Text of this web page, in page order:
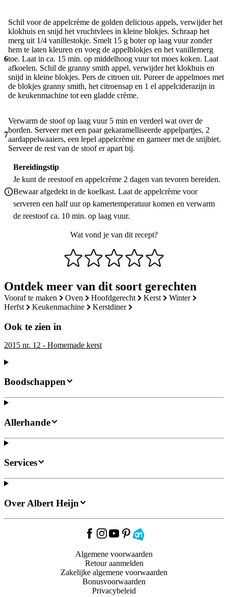
Ontdek meer van dit soort gerechten
vooraf te maken oven hoofdgerecht kerst
winter
herfst
keukenmachine kerstdiner
Ook te zien in
2015 nr. 12 - Homemade kerst
6
Schil voor de appelcrème de golden delicious appels, verwijder het
klokhuis en snijd het vruchtvlees in kleine blokjes. Schraap het
merg uit 1/4 vanillestokje. Smelt 15 g boter op laag vuur zonder
hem te laten kleuren en voeg de appelblokjes en het vanillemerg
toe. Laat in ca. 15 min. op middelhoog vuur tot moes koken. Laat
afkoelen. Schil de granny smith appel, verwijder het klokhuis en
snijd in kleine blokjes. Pers de citroen uit. Pureer de appelmoes met
de blokjes granny smith, het citroensap en 1 el appelciderazijn in
de keukenmachine tot een gladde crème.
7
Verwarm de stoof op laag vuur 5 min en verdeel wat over de
borden. Serveer met een paar gekaramelliseerde appelpartjes, 2
aardappelwaaiers, een lepel appelcrème en garneer met de snijbiet.
Serveer de rest van de stoof er apart bij.
Bereidingstip
Je kunt de reestoof en appelcrème 2 dagen van tevoren be­reiden.
Bewaar afgedekt in de koelkast. Laat de appelcrème voor
serveren een half uur op kamertemperatuur komen en verwarm
de reestoof ca. 10 min. op laag vuur.
Wat vond je van dit recept?
Boodschappen
Allerhande
Services
Over Albert Heijn
Algemene voorwaarden
Retour aanmelden
Zakelijke algemene voorwaarden
Bonusvoorwaarden
Privacybeleid